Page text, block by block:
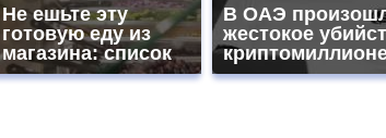
Не ешьте эту
готовую еду из
магазина: список
В ОАЭ
жестокое